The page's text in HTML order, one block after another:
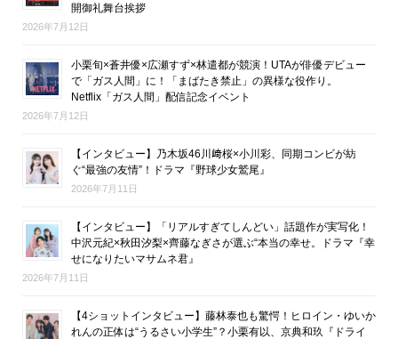
開御礼舞台挨拶
2026年7月12日
小栗旬×蒼井優×広瀬すず×林遣都が競演！UTAが俳優デビュー
で「ガス人間」に！「まばたき禁止」の異様な役作り。
Netflix「ガス人間」配信記念イベント
2026年7月12日
【インタビュー】乃木坂46川﨑桜×小川彩、同期コンビが紡
ぐ“最強の友情”！ドラマ『野球少女鷲尾』
2026年7月11日
【インタビュー】「リアルすぎてしんどい」話題作が実写化！
中沢元紀×秋田汐梨×齊藤なぎさが選ぶ“本当の幸せ。ドラマ『幸
せになりたいマサムネ君』
2026年7月11日
【4ショットインタビュー】藤林泰也も驚愕！ヒロイン・ゆいか
れんの正体は“うるさい小学生”？小栗有以、京典和玖『ドライ